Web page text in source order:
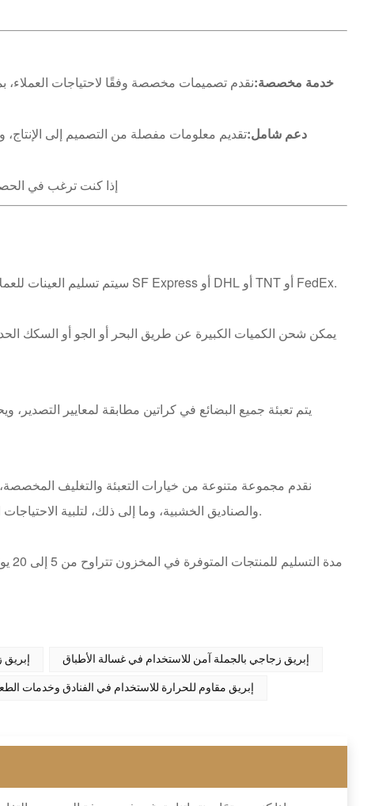
خدمة مخصصة:نقدم تصميمات مخصصة وفقًا لاحتياجات العملاء،
دعم شامل:
إذا كنت ترغب في
سيتم تسليم العينات للعملاء في غضون 7 إلى 10 أيام عمل عبر شركات الخدمات اللوجستية مثل SF Express أو DHL أو TNT أو FedEx.
يمكن شحن الكميات الكبيرة عن طريق البحر أو الجو أو السكك
يتم تعبئة جميع البضائع في كراتين مطابقة لمعايير
نقدم مجموعة متنوعة من خيارات التعبئة والتغليف
النوافذ المصنوعة من مادة PVC، وصناديق PE والصناديق الخشبية، وما إلى ذلك، لتلبية الاحتياجات الخاصة لمختلف العملاء.
إبريق زجاجي بالجملة آمن للاستخدام في غسالة الأطباق
إبريق مقاوم للحرارة للاستخدام في الفنادق وخدمات